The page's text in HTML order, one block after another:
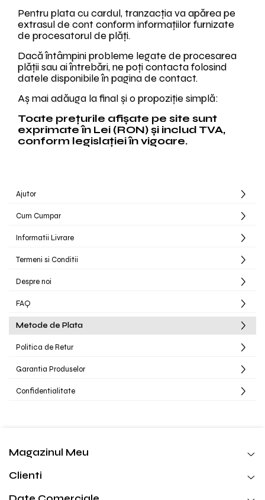
Pentru plata cu cardul, tranzacția va apărea pe
extrasul de cont conform informațiilor furnizate
de procesatorul de plăți.
Dacă întâmpini probleme legate de procesarea
plății sau ai întrebări, ne poți contacta folosind
datele disponibile în pagina de contact.
Aș mai adăuga la final și o propoziție simplă:
Toate prețurile afișate pe site sunt
exprimate în Lei (RON) și includ TVA,
conform legislației în vigoare.
Ajutor
Cum Cumpar
Informatii Livrare
Termeni si Conditii
Despre noi
FAQ
Metode de Plata
Politica de Retur
Garantia Produselor
Confidentialitate
Magazinul Meu
Clienti